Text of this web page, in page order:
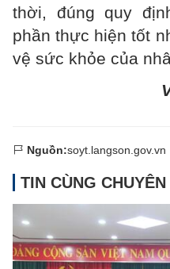
thời, đúng quy
phần thực hiện tốt
vệ sức khỏe của
Nguồn:soyt.langson.gov.vn
TIN CÙNG